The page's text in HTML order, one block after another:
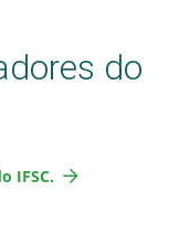
do
IFSC.